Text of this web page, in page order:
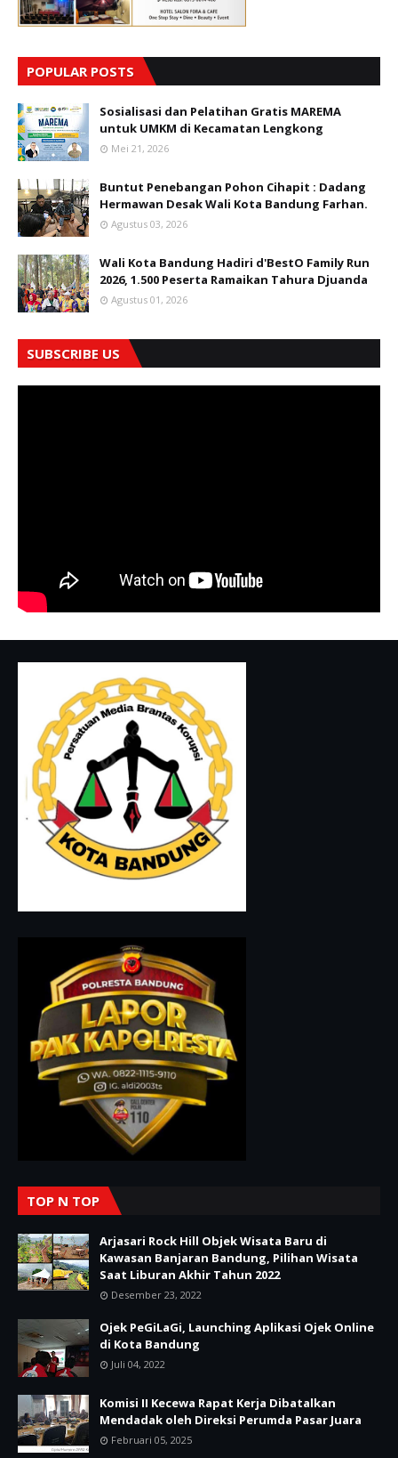
POPULAR POSTS
Sosialisasi dan Pelatihan Gratis MAREMA
untuk UMKM di Kecamatan Lengkong
Mei 21, 2026
Buntut Penebangan Pohon Cihapit : Dadang
Hermawan Desak Wali Kota Bandung Farhan.
Agustus 03, 2026
Wali Kota Bandung Hadiri d'BestO Family Run
2026, 1.500 Peserta Ramaikan Tahura Djuanda
Agustus 01, 2026
SUBSCRIBE US
TOP N TOP
Arjasari Rock Hill Objek Wisata Baru di
Kawasan Banjaran Bandung, Pilihan Wisata
Saat Liburan Akhir Tahun 2022
Desember 23, 2022
Ojek PeGiLaGi, Launching Aplikasi Ojek Online
di Kota Bandung
Juli 04, 2022
Komisi II Kecewa Rapat Kerja Dibatalkan
Mendadak oleh Direksi Perumda Pasar Juara
Februari 05, 2025